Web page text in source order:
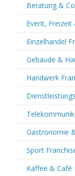
Beratung &
Event, Freizeit
Einzelhandel
Gebäude &
Handwerk
Gastronomie
Sport
Kaffee & Café